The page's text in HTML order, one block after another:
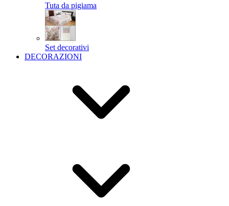
Tuta da pigiama
Set decorativi
DECORAZIONI